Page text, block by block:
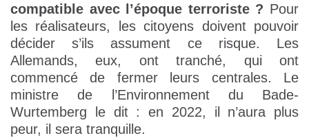
compatible avec l’époque terroriste ? Pour
les réalisateurs, les citoyens doivent pouvoir
décider s’ils assument ce risque. Les
Allemands, eux, ont tranché, qui ont
commencé de fermer leurs centrales. Le
ministre de l’Environnement du Bade-
Wurtemberg le dit : en 2022, il n’aura plus
peur, il sera tranquille.